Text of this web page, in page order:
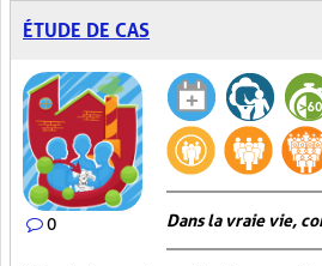
ÉTUDE DE CAS
0 Dans la vraie vie,